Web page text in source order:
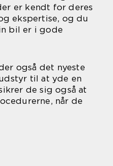
er kendt for deres
ekspertise, og du
bil er i gode
også det nyeste
til at yde en
de sig også at
når de